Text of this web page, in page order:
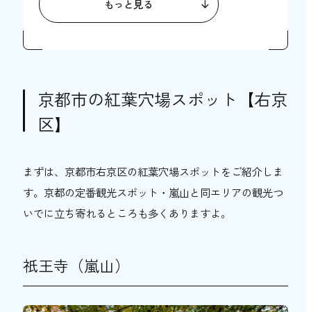
実相院（岩倉）
宝泉院（大原）
将軍塚清龍殿（東山）
随心院（醍醐）
等持院（北野）
もっと見る
京都市の紅葉穴場スポット【右京
区】
まずは、京都市右京区の紅葉穴場スポットをご紹介しま
す。京都の定番観光スポット・嵐山と同エリアの観光つ
いでに立ち寄れるところも多くありますよ。
祇王寺（嵐山）